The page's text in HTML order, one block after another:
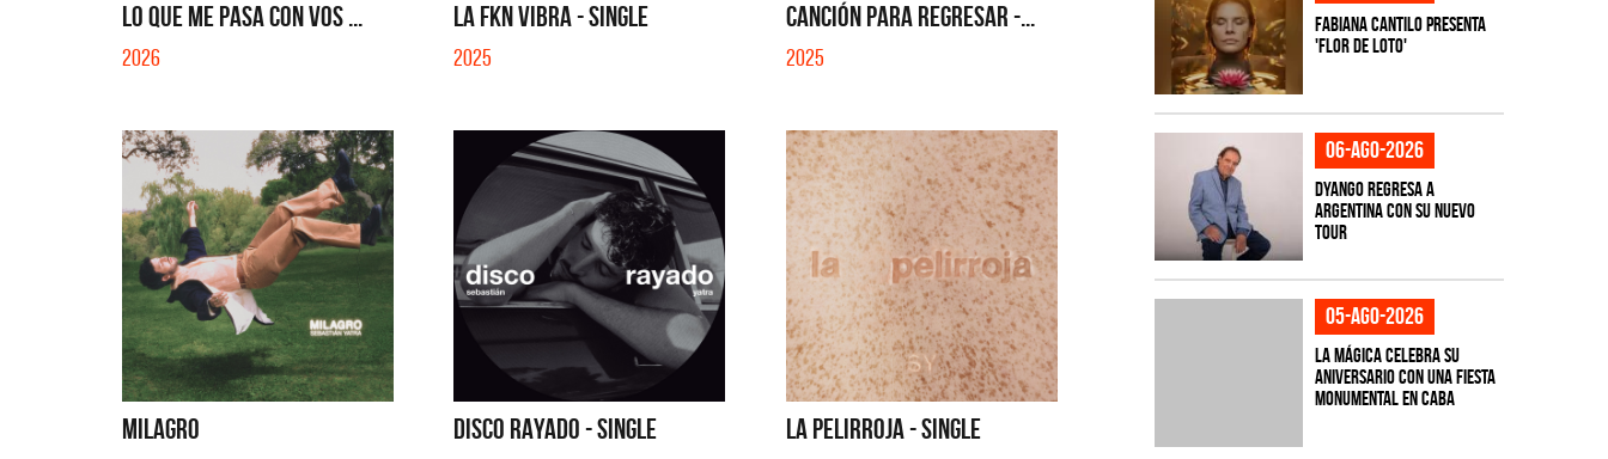
LO QUE ME PASA CON VOS ...
2026
LA FKN VIBRA - SINGLE
2025
CANCIÓN PARA REGRESAR -...
2025
MILAGRO DISCO RAYADO - SINGLE LA PELIRROJA - SINGLE
Fabiana Cantilo presenta
'Flor de Loto'
06-ago-2026
Dyango regresa a
Argentina con su nuevo
tour
05-ago-2026
La Mágica celebra su
aniversario con una fiesta
monumental en CABA